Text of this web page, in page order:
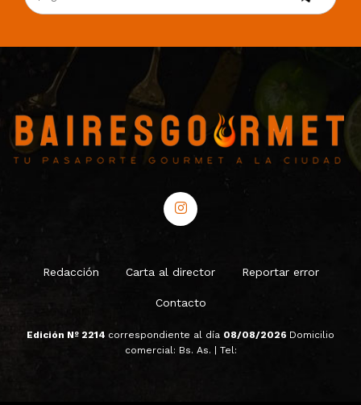
Redacción Carta al director Reportar error
Contacto
Edición Nº 2214 correspondiente al día 08/08/2026 Domicilio
comercial: Bs. As. | Tel: